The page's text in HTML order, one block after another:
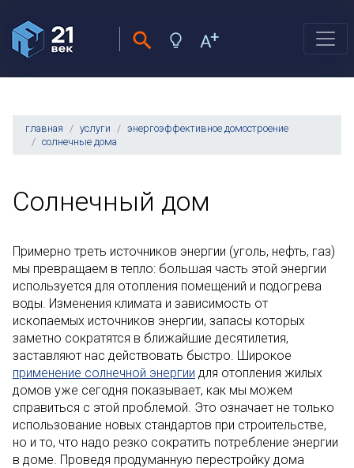
главная услуги
энергоэффективное домостроение
солнечные дома
Солнечный дом
Примерно треть источников энергии (уголь, нефть, газ)
мы превращаем в тепло: большая часть этой энергии
используется для отопления помещений и подогрева
воды. Изменения климата и зависимость от
ископаемых источников энергии, запасы которых
заметно сократятся в ближайшие десятилетия,
заставляют нас действовать быстро. Широкое
применение солнечной энергии для отопления жилых
домов уже сегодня показывает, как мы можем
справиться с этой проблемой. Это означает не только
использование новых стандартов при строительстве,
но и то, что надо резко сократить потребление энергии
в доме. Проведя продуманную перестройку дома